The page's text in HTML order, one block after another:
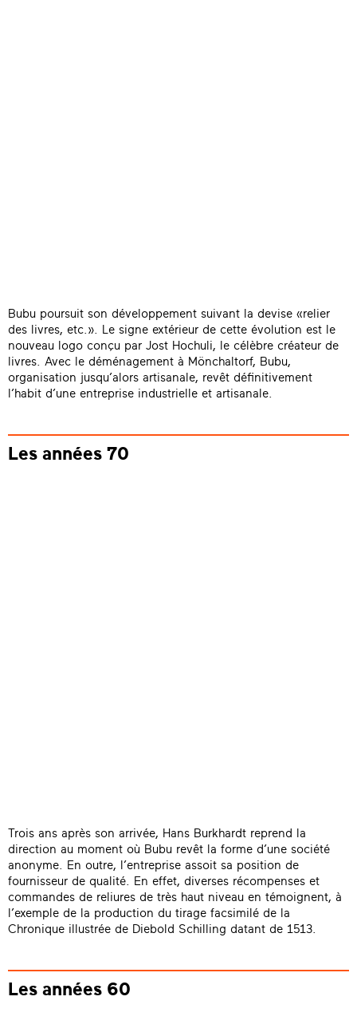
Bubu poursuit son développement suivant la devise «relier
des livres, etc.». Le signe extérieur de cette évolution est le
nouveau logo conçu par Jost Hochuli, le célèbre créateur de
livres. Avec le déménagement à Mönchaltorf, Bubu,
organisation jusqu’alors artisanale, revêt définitivement
l’habit d’une entreprise industrielle et artisanale.
Les années 70
Trois ans après son arrivée, Hans Burkhardt reprend la
direction au moment où Bubu revêt la forme d’une société
anonyme. En outre, l’entreprise assoit sa position de
fournisseur de qualité. En effet, diverses récompenses et
commandes de reliures de très haut niveau en témoignent, à
l’exemple de la production du tirage facsimilé de la
Chronique illustrée de Diebold Schilling datant de 1513.
Les années 60